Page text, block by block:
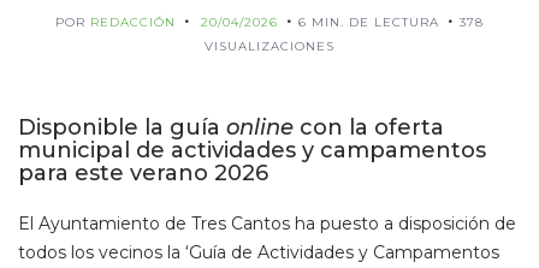
POR REDACCIÓN 20/04/2026 6 MIN. DE LECTURA
378
VISUALIZACIONES
Disponible la guía online con la oferta
municipal de actividades y campamentos
para este verano 2026
El Ayuntamiento de Tres Cantos ha puesto a disposición de
todos los vecinos la ‘Guía de Actividades y Campamentos